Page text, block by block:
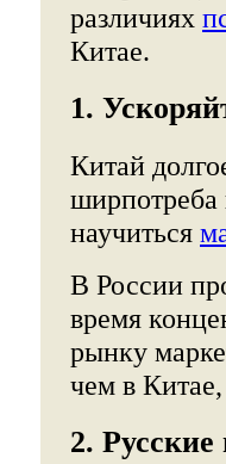
различиях
Китае.
1.
Китай
ширпотреба
научиться
В России
время
рынку
чем в
2.